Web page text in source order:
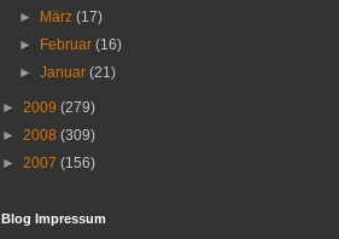
►
März(17)
►
Februar(16)
►Januar(21)
► 2009 (279)
► 2008 (309)
► 2007 (156)
Blog Impressum